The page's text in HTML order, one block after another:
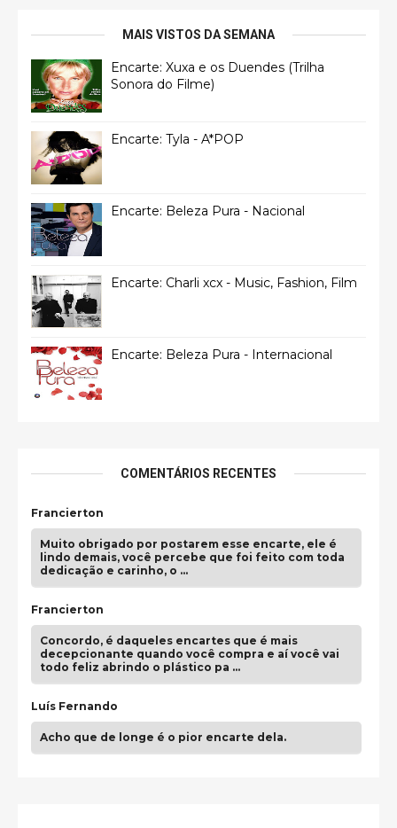
MAIS VISTOS DA SEMANA
Encarte: Xuxa e os Duendes (Trilha
Sonora do Filme)
Encarte: Tyla - A*POP
Encarte: Beleza Pura - Nacional
Encarte: Charli xcx - Music, Fashion, Film
Encarte: Beleza Pura - Internacional
COMENTÁRIOS RECENTES
Francierton
Muito obrigado por postarem esse encarte, ele é
lindo demais, você percebe que foi feito com toda
dedicação e carinho, o …
Francierton
Concordo, é daqueles encartes que é mais
decepcionante quando você compra e aí você vai
todo feliz abrindo o plástico pa …
Luís Fernando
Acho que de longe é o pior encarte dela.